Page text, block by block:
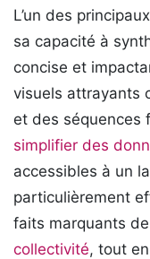
L’un des
sa capacité à
concise et
visuels attrayants
et des séquences
simplifier des
accessibles à un
particulièrement
faits marquants de
collectivité, tout